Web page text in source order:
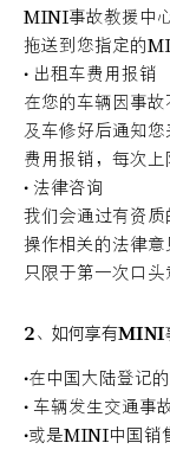
MINI事故教援中
拖送到您指定的
• 出租车费用报销
在您的车辆因事
及车修好后通知
费用报销，每次上
• 法律咨询
我们会通过有资
操作相关的法律
只限于第一次口头
2、如何享有MINI
•在中国大陆登记
• 车辆发生交通事
•或是MINI中国销